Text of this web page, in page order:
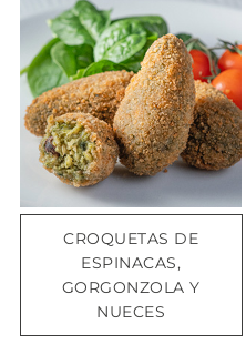
CROQUETAS DE
ESPINACAS,
GORGONZOLA Y
NUECES